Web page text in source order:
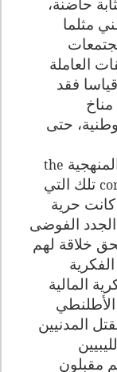
مثلما
العاملة
فقد
حتى
the
تلك التي
حرية
الفوضى
خلاقة لهم
المالية
المدنيين
مقبلون